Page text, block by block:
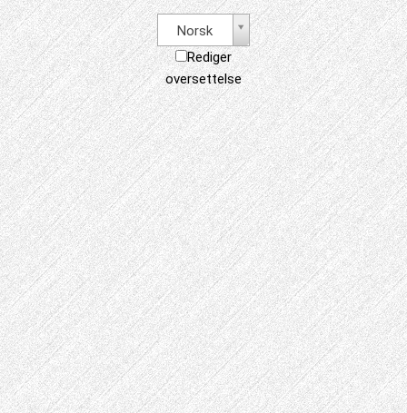
Norsk
Rediger
oversettelse